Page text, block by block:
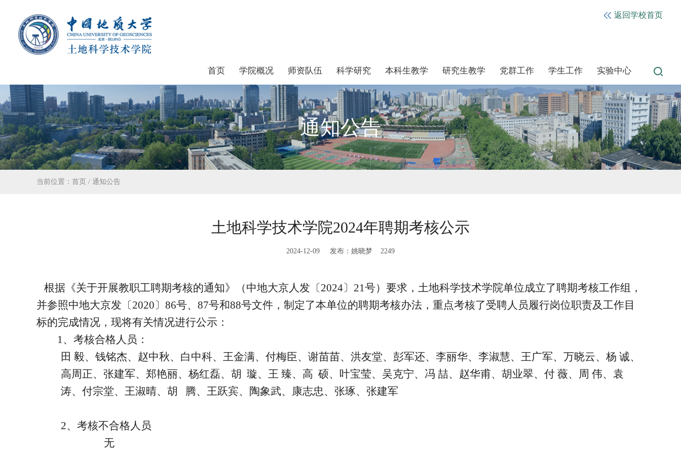
返回学校首页
首页 学院概况 师资队伍 科学研究 本科生教学 研究生教学 党群工作 学生工作 实验中心
通知公告
当前位置： 首页 / 通知公告
土地科学技术学院2024年聘期考核公示
2024-12-09 发布：姚晓梦 2249
根据《关于开展教职工聘期考核的通知》（中地大京人发〔2024〕21号）要求，土地科学技术学院单位成立了聘期考核工作组，
并参照中地大京发〔2020〕86号、87号和88号文件，制定了本单位的聘期考核办法，重点考核了受聘人员履行岗位职责及工作目
标的完成情况，现将有关情况进行公示：
1、 考核合格人员：
田 毅、钱铭杰、赵中秋、白中科、王金满、付梅臣、谢苗苗、洪友堂、彭军还、李丽华、李淑慧、王广军、万晓云、杨 诚、
高周正、张建军、郑艳丽、杨红磊、胡 璇、王 臻、高 硕、叶宝莹、吴克宁、冯 喆、赵华甫、胡业翠、付 薇、周 伟、袁
涛、付宗堂、王淑晴、胡 腾、王跃宾、陶象武、康志忠、张琢、张建军
2、 考核不合格人员
无